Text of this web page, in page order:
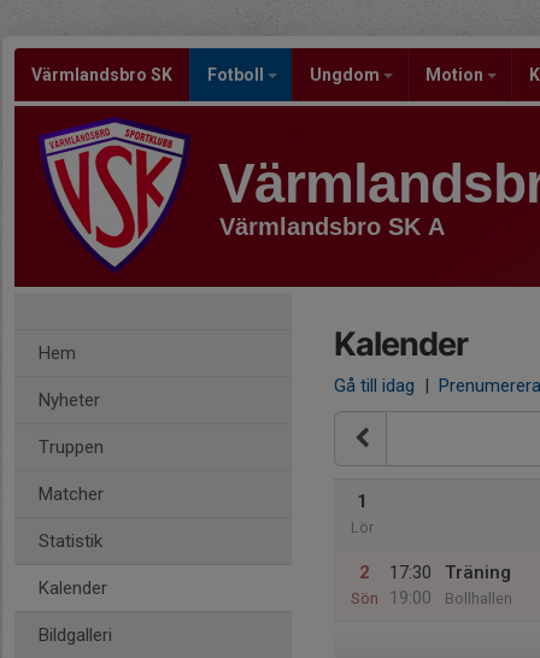
Värmlandsbro SK Fotboll Ungdom Motion
Värmlandsbro SK A
Hem
Nyheter
Truppen
Matcher
Statistik
Kalender
Bildgalleri
Kalender
Gå till idag | Prenumerera
1
Lör
2
Sön
17:30
19:00
Träning
Bollhallen